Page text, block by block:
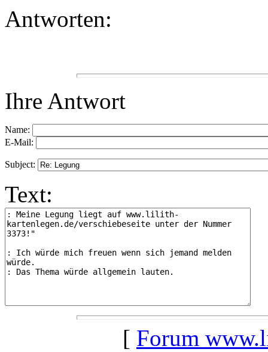
Antworten:
Ihre Antwort
Name:
E-Mail:
Subject:
Text:
[ Forum